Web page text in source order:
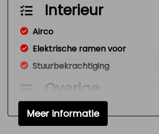
Interieur
Airco
Elektrische ramen voor
Stuurbekrachtiging
Overige
Anti blokkeer systeem
Bestuurdersairbag
Meer informatie